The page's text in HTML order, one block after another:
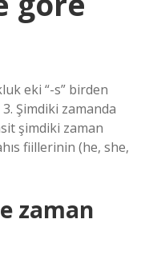
eki “-s” birden
Şimdiki zamanda
şimdiki zaman
fiillerinin (he, she,
zaman